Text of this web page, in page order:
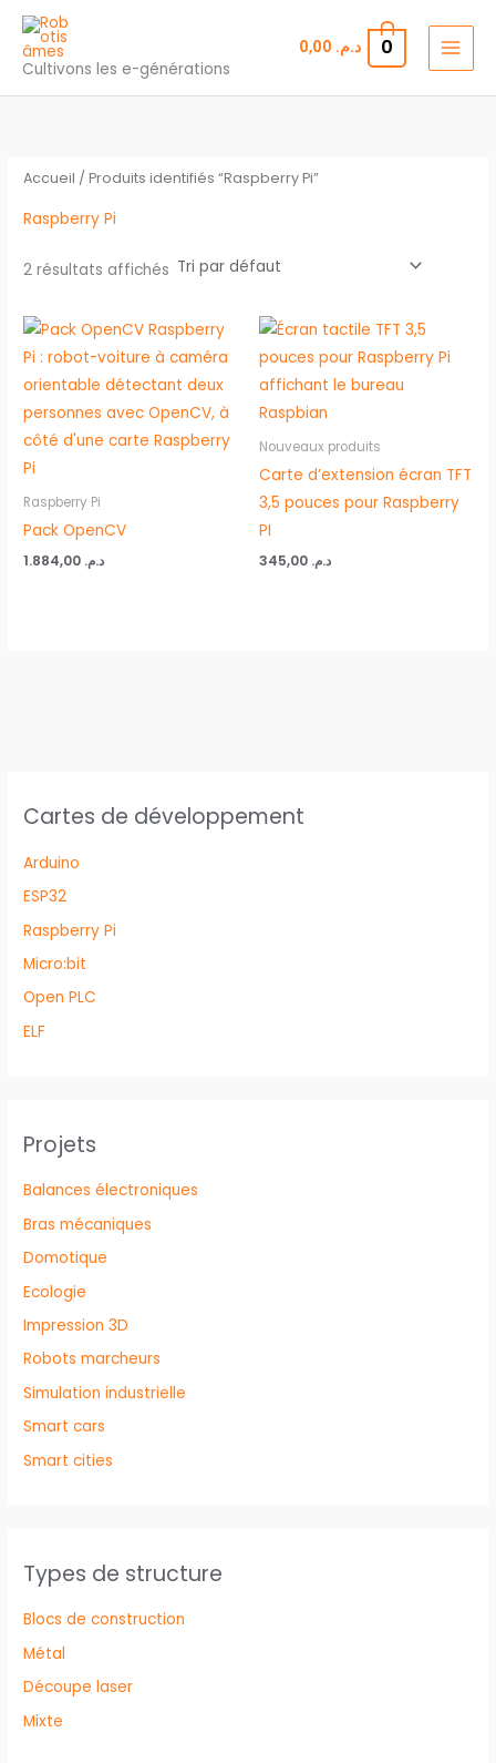
Aller
contenu
Cultivons les e-générations
د.م. 0
Cartes de développement
Arduino
ESP32
Raspberry Pi
Micro:bit
Open PLC
ELF
Projets
Balances électroniques
Bras mécaniques
Domotique
Ecologie
Impression 3D
Robots marcheurs
Simulation industrielle
Smart cars
Smart cities
Types de structure
Blocs de construction
Métal
Découpe laser
Mixte
Accueil / Produits identifiés “Raspberry Pi”
Raspberry Pi
2 résultats affichés
Raspberry Pi
Pack OpenCV
د.م.
Nouveaux produits
Carte d’extension écran TFT
3,5 pouces pour Raspberry
PI
د.م.